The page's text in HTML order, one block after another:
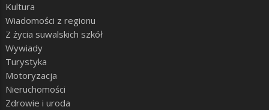
Kultura
Wiadomości z regionu
Z życia suwalskich szkół
Wywiady
Turystyka
Motoryzacja
Nieruchomości
Zdrowie i uroda